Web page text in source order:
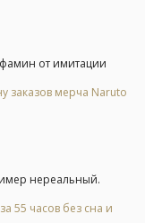
от имитации
заказов мерча Naruto
нереальный.
55 часов без сна и